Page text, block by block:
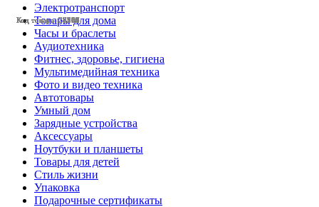
Код товара: 28507
Код товара: 28506
Код товара: 28505
Код товара: 28213
Код товара: 28206
Код товара: 28202
Код товара: 28201
Код товара: 28122
Код товара: 27774
Код товара: 27717
Код товара: 27659
Электротранспорт
Товары для дома
Часы и браслеты
Аудиотехника
Фитнес, здоровье, гигиена
Мультимедийная техника
Фото и видео техника
Автотовары
Умный дом
Зарядные устройства
Аксессуары
Ноутбуки и планшеты
Товары для детей
Стиль жизни
Упаковка
Подарочные сертификаты